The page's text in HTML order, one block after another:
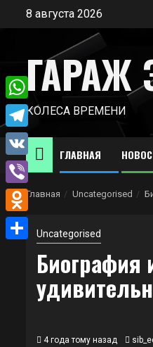
Перейти8 августа 2026
ГАРАЖ
КОЛЕСА ВРЕМЕНИ
ГЛАВНАЯ
Главная Uncategorised
Uncategorised
4 года тому назад
WhatsApp
Telegram
VK
Viber
Odnoklassniki